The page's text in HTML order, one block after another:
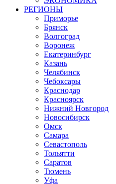
РЕГИОНЫ
Приморье
Брянск
Волгоград
Воронеж
Екатеринбург
Казань
Челябинск
Чебоксары
Краснодар
Красноярск
Нижний Новгород
Новосибирск
Омск
Самара
Севастополь
Тольятти
Саратов
Тюмень
Уфа